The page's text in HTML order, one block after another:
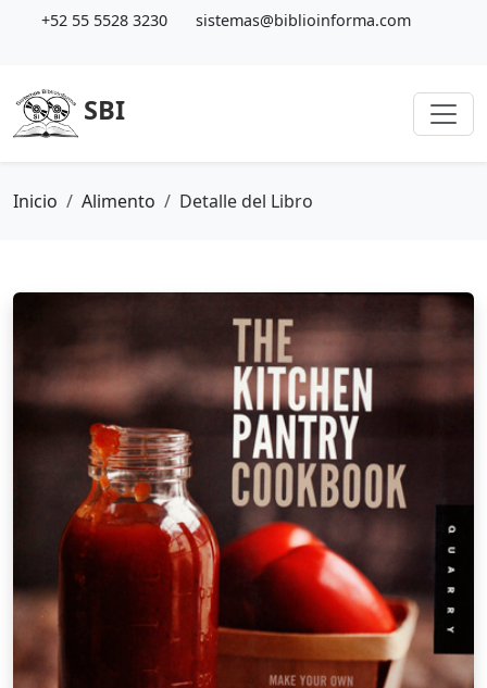
+52 55 5528 3230 sistemas@biblioinforma.com
SBI
Inicio Alimento Detalle del Libro